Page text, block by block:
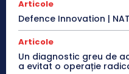
Articole
Defence Innovation |
Articole
Un diagnostic greu de
a evitat o operație